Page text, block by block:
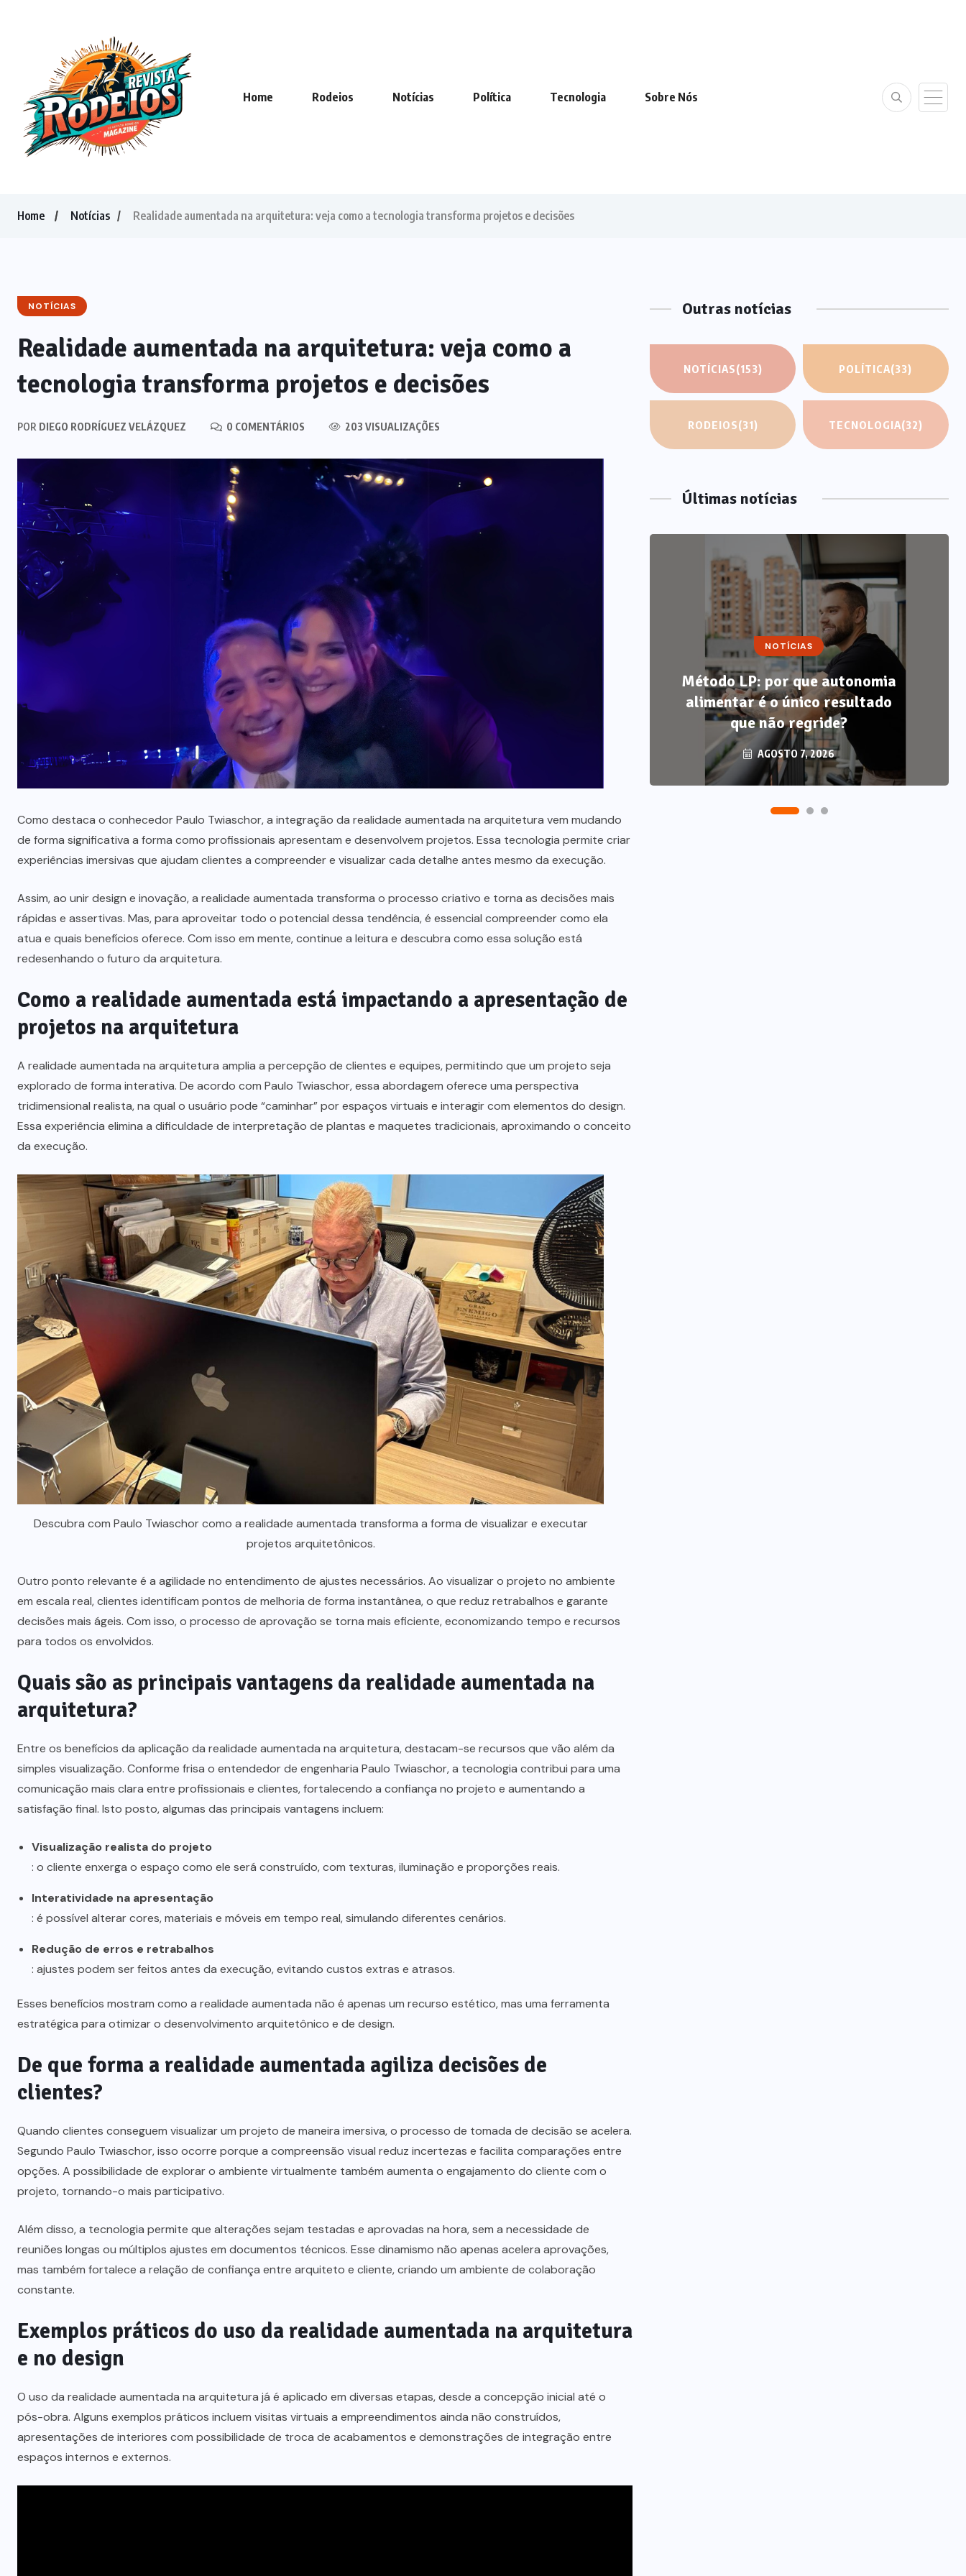
Home Rodeios Notícias Política Tecnologia Sobre Nós
Home Notícias Realidade aumentada na arquitetura: veja como a tecnologia transforma projetos e decisões
NOTÍCIAS
Realidade aumentada na arquitetura: veja como a
tecnologia transforma projetos e decisões
POR DIEGO RODRÍGUEZ VELÁZQUEZ 0 COMENTÁRIOS 203 VISUALIZAÇÕES
Como destaca o conhecedor Paulo Twiaschor, a integração da realidade aumentada na arquitetura vem mudando
de forma significativa a forma como profissionais apresentam e desenvolvem projetos. Essa tecnologia permite criar
experiências imersivas que ajudam clientes a compreender e visualizar cada detalhe antes mesmo da execução.
Assim, ao unir design e inovação, a realidade aumentada transforma o processo criativo e torna as decisões mais
rápidas e assertivas. Mas, para aproveitar todo o potencial dessa tendência, é essencial compreender como ela
atua e quais benefícios oferece. Com isso em mente, continue a leitura e descubra como essa solução está
redesenhando o futuro da arquitetura.
Como a realidade aumentada está impactando a apresentação de
projetos na arquitetura
A realidade aumentada na arquitetura amplia a percepção de clientes e equipes, permitindo que um projeto seja
explorado de forma interativa. De acordo com Paulo Twiaschor, essa abordagem oferece uma perspectiva
tridimensional realista, na qual o usuário pode “caminhar” por espaços virtuais e interagir com elementos do design.
Essa experiência elimina a dificuldade de interpretação de plantas e maquetes tradicionais, aproximando o conceito
da execução.
Descubra com Paulo Twiaschor como a realidade aumentada transforma a forma de visualizar e executar
projetos arquitetônicos.
Outro ponto relevante é a agilidade no entendimento de ajustes necessários. Ao visualizar o projeto no ambiente
em escala real, clientes identificam pontos de melhoria de forma instantânea, o que reduz retrabalhos e garante
decisões mais ágeis. Com isso, o processo de aprovação se torna mais eficiente, economizando tempo e recursos
para todos os envolvidos.
Quais são as principais vantagens da realidade aumentada na
arquitetura?
Entre os benefícios da aplicação da realidade aumentada na arquitetura, destacam-se recursos que vão além da
simples visualização. Conforme frisa o entendedor de engenharia Paulo Twiaschor, a tecnologia contribui para uma
comunicação mais clara entre profissionais e clientes, fortalecendo a confiança no projeto e aumentando a
satisfação final. Isto posto, algumas das principais vantagens incluem:
Visualização realista do projeto
: o cliente enxerga o espaço como ele será construído, com texturas, iluminação e proporções reais.
Interatividade na apresentação
: é possível alterar cores, materiais e móveis em tempo real, simulando diferentes cenários.
Redução de erros e retrabalhos
: ajustes podem ser feitos antes da execução, evitando custos extras e atrasos.
Esses benefícios mostram como a realidade aumentada não é apenas um recurso estético, mas uma ferramenta
estratégica para otimizar o desenvolvimento arquitetônico e de design.
De que forma a realidade aumentada agiliza decisões de
clientes?
Quando clientes conseguem visualizar um projeto de maneira imersiva, o processo de tomada de decisão se acelera.
Segundo Paulo Twiaschor, isso ocorre porque a compreensão visual reduz incertezas e facilita comparações entre
opções. A possibilidade de explorar o ambiente virtualmente também aumenta o engajamento do cliente com o
projeto, tornando-o mais participativo.
Além disso, a tecnologia permite que alterações sejam testadas e aprovadas na hora, sem a necessidade de
reuniões longas ou múltiplos ajustes em documentos técnicos. Esse dinamismo não apenas acelera aprovações,
mas também fortalece a relação de confiança entre arquiteto e cliente, criando um ambiente de colaboração
constante.
Exemplos práticos do uso da realidade aumentada na arquitetura
e no design
O uso da realidade aumentada na arquitetura já é aplicado em diversas etapas, desde a concepção inicial até o
pós-obra. Alguns exemplos práticos incluem visitas virtuais a empreendimentos ainda não construídos,
apresentações de interiores com possibilidade de troca de acabamentos e demonstrações de integração entre
espaços internos e externos.
Outras notícias
NOTÍCIAS(153) POLÍTICA(33)
RODEIOS(31) TECNOLOGIA(32)
Últimas notícias
IA generativa na educação: por
que professores estão divididos
entre novas possibilidades e
novos riscos em sala de aula,
segundo Sigma Educação
AGOSTO 4, 2026
Carta de crédito do consórcio: O
que destaca Tiago Oliva Schietti
sobre seu uso
JULHO 29, 2026
NOTÍCIAS
Método LP: por que autonomia
alimentar é o único resultado
que não regride?
AGOSTO 7, 2026